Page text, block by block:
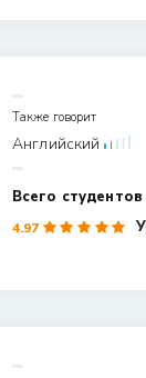
Также говорит
Английский
4.97